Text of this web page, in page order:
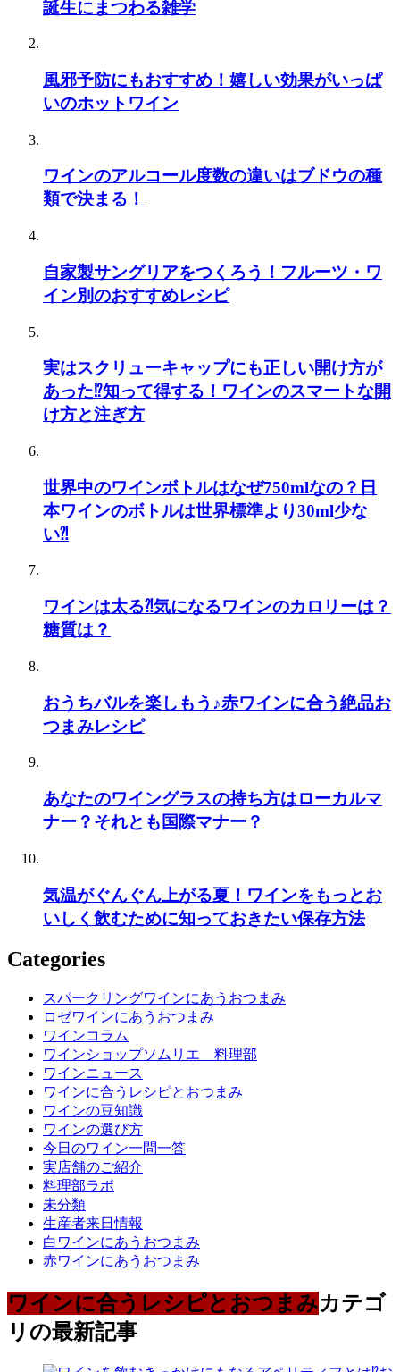
誕生にまつわる雑学
風邪予防にもおすすめ！嬉しい効果がいっぱ
いのホットワイン
ワインのアルコール度数の違いはブドウの種
類で決まる！
自家製サングリアをつくろう！フルーツ・ワ
イン別のおすすめレシピ
実はスクリューキャップにも正しい開け方が
あった⁉知って得する！ワインのスマートな開
け方と注ぎ方
世界中のワインボトルはなぜ750mlなの？日
本ワインのボトルは世界標準より30ml少な
い⁈
ワインは太る⁈気になるワインのカロリーは？
糖質は？
おうちバルを楽しもう♪赤ワインに合う絶品お
つまみレシピ
あなたのワイングラスの持ち方はローカルマ
ナー？それとも国際マナー？
気温がぐんぐん上がる夏！ワインをもっとお
いしく飲むために知っておきたい保存方法
Categories
スパークリングワインにあうおつまみ
ロゼワインにあうおつまみ
ワインコラム
ワインショップソムリエ 料理部
ワインニュース
ワインに合うレシピとおつまみ
ワインの豆知識
ワインの選び方
今日のワイン一問一答
実店舗のご紹介
料理部ラボ
未分類
生産者来日情報
白ワインにあうおつまみ
赤ワインにあうおつまみ
ワインに合うレシピとおつまみカテゴ
リの最新記事